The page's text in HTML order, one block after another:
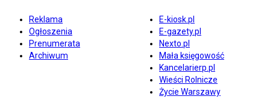
Reklama
Ogłoszenia
Prenumerata
Archiwum
E-kiosk.pl
E-gazety.pl
Nexto.pl
Mała księgowość
Kancelarierp.pl
Wieści Rolnicze
Życie Warszawy